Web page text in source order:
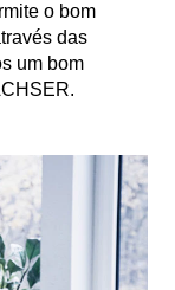
o bom
das
um bom